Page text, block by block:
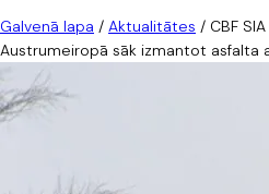
Galvenā lapa / Aktualitātes / CBF
Austrumeiropā sāk izmantot asfalta